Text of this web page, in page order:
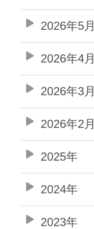
2026年5月
2026年4月
2026年3月
2026年2月
2025年
2024年
2023年